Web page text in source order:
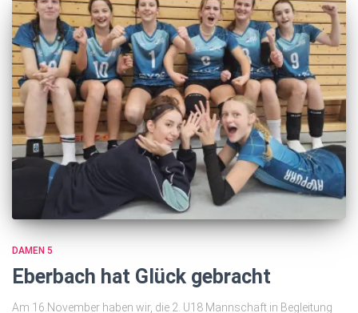
DAMEN 5
Eberbach hat Glück gebracht
Am 16.November haben wir, die 2. U18 Mannschaft in Begleitung